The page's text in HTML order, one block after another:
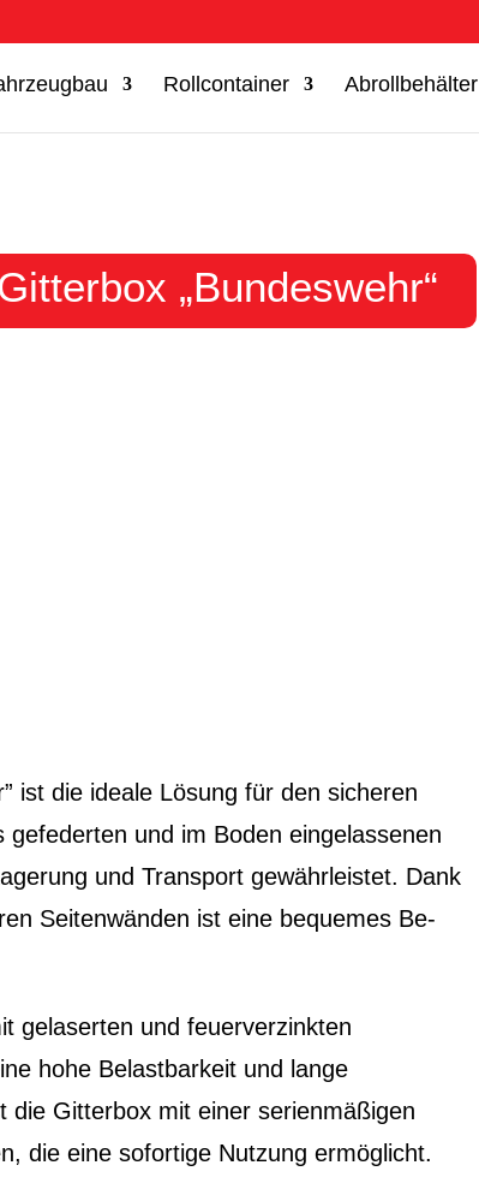
Rollcontainer Abrollbehälter
„Bundeswehr“
ist die ideale Lösung für den sicheren
und im Boden eingelassenen
und Transport gewährleistet. Dank
Seitenwänden ist eine bequemes Be-
gelaserten und feuerverzinkten
hohe Belastbarkeit und lange
die Gitterbox mit einer serienmäßigen
die eine sofortige Nutzung ermöglicht.